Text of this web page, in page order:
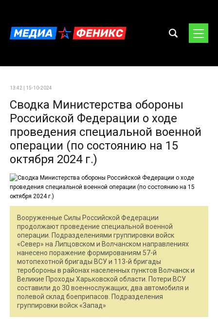
13:42 | 15-10-2024
Сводка Министерства обороны
Российской Федерации о ходе
проведения специальной военной
операции (по состоянию на 15
октября 2024 г.)
Вооруженные Силы Российской Федерации
продолжают проведение специальной военной
операции. Подразделениями группировки войск
«Север» на Липцовском и Волчанском направлениях
нанесено поражение формированиям 57-й
мотопехотной бригады ВСУ и 113-й бригады
теробороны в районах населенных пунктов Волчанск и
Великие Проходы Харьковской области. Потери ВСУ
составили до 30 военнослужащих, два автомобиля и
полевой склад боеприпасов. Подразделения
группировки войск «Запад»